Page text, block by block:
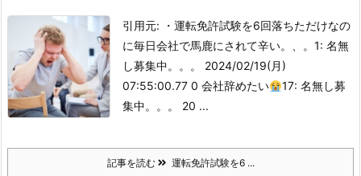
引用元: ・運転免許試験を6回落ちただけなの
に毎日会社で馬鹿にされて辛い。、。 1: 名無
し募集中。。。 2024/02/19(月)
07:55:00.77 0 会社辞めたい
17: 名無し募
集中。。。 20 ...
記事を読む 運転免許試験を6 ...